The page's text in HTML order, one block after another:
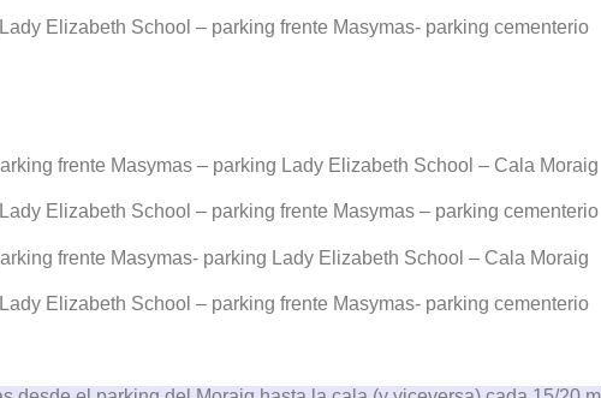
Elizabeth School – parking frente Masymas- parking cementerio
frente Masymas – parking Lady Elizabeth School – Cala Moraig
Elizabeth School – parking frente Masymas – parking cementerio
frente Masymas- parking Lady Elizabeth School – Cala Moraig
Elizabeth School – parking frente Masymas- parking cementerio